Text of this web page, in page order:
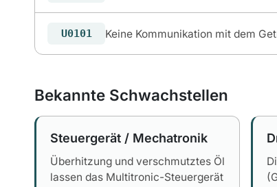
U0101 Keine Kommunikation mit dem
Bekannte Schwachstellen
Steuergerät / Mechatronik
Überhitzung und verschmutztes Öl
lassen das Multitronic-Steuergerät